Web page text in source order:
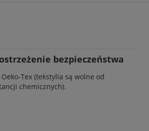
bezpieczeństwa
Tex (tekstylia są wolne od
chemicznych).